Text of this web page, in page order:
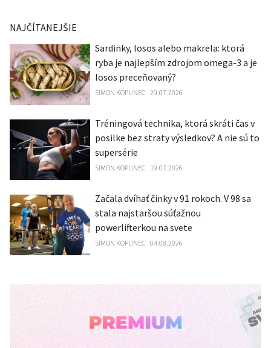
NAJČÍTANEJŠIE
Sardinky, losos alebo makrela: ktorá
ryba je najlepším zdrojom omega-3 a je
losos preceňovaný?
SIMON KOPUNEC 29.07.2026
Tréningová technika, ktorá skráti čas v
posilke bez straty výsledkov? A nie sú to
supersérie
SIMON KOPUNEC 19.07.2026
Začala dvíhať činky v 91 rokoch. V 98 sa
stala najstaršou súťažnou
powerlifterkou na svete
SIMON KOPUNEC 04.08.2026